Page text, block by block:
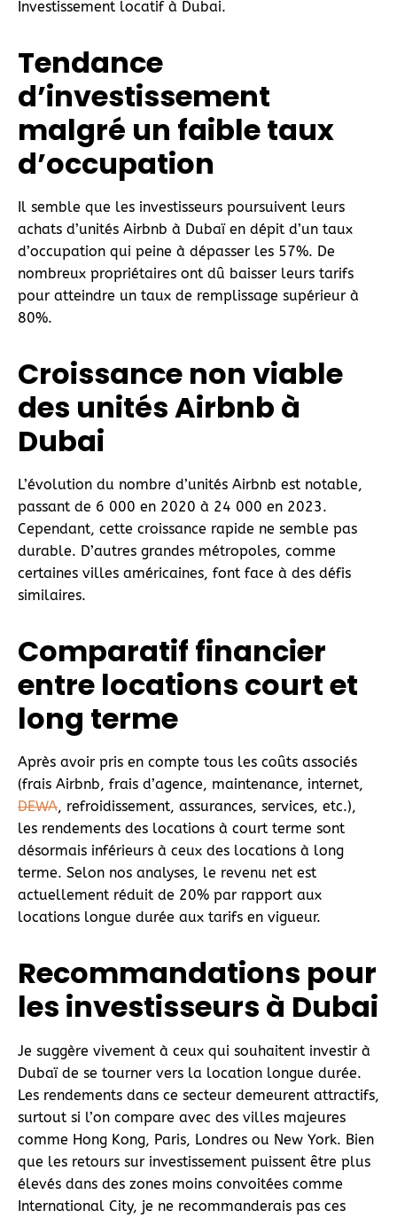
Investissement locatif à Dubai.
Tendance
d’investissement
malgré un faible taux
d’occupation
Il semble que les investisseurs poursuivent leurs
achats d’unités Airbnb à Dubaï en dépit d’un taux
d’occupation qui peine à dépasser les 57%. De
nombreux propriétaires ont dû baisser leurs tarifs
pour atteindre un taux de remplissage supérieur à
80%.
Croissance non viable
des unités Airbnb à
Dubai
L’évolution du nombre d’unités Airbnb est notable,
passant de 6 000 en 2020 à 24 000 en 2023.
Cependant, cette croissance rapide ne semble pas
durable. D’autres grandes métropoles, comme
certaines villes américaines, font face à des défis
similaires.
Comparatif financier
entre locations court et
long terme
Après avoir pris en compte tous les coûts associés
(frais Airbnb, frais d’agence, maintenance, internet,
DEWA, refroidissement, assurances, services, etc.),
les rendements des locations à court terme sont
désormais inférieurs à ceux des locations à long
terme. Selon nos analyses, le revenu net est
actuellement réduit de 20% par rapport aux
locations longue durée aux tarifs en vigueur.
Recommandations pour
les investisseurs à Dubai
Je suggère vivement à ceux qui souhaitent investir à
Dubaï de se tourner vers la location longue durée.
Les rendements dans ce secteur demeurent attractifs,
surtout si l’on compare avec des villes majeures
comme Hong Kong, Paris, Londres ou New York. Bien
que les retours sur investissement puissent être plus
élevés dans des zones moins convoitées comme
International City, je ne recommanderais pas ces